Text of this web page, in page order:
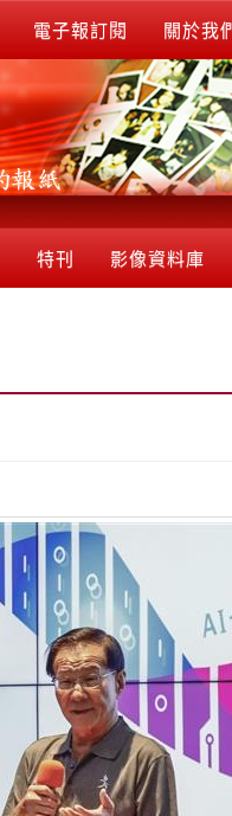
電子報訂閱 關於我
特刊 影像資料庫